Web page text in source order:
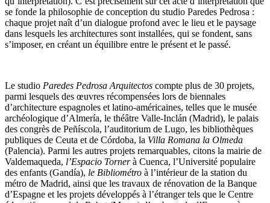
se fonde la philosophie de conception du studio Paredes Pedrosa :
chaque projet naît d’un dialogue profond avec le lieu et le paysage
dans lesquels les architectures sont installées, qui se fondent, sans
s’imposer, en créant un équilibre entre le présent et le passé.
Le studio Paredes Pedrosa Arquitectos compte plus de 30 projets,
parmi lesquels des œuvres récompensées lors de biennales
d’architecture espagnoles et latino-américaines, telles que le musée
archéologique d’Almería, le théâtre Valle-Inclán (Madrid), le palais
des congrès de Peñíscola, l’auditorium de Lugo, les bibliothèques
publiques de Ceuta et de Córdoba, la Villa Romana la Olmeda
(Palencia). Parmi les autres projets remarquables, citons la mairie de
Valdemaqueda, l’Espacio Tornerà Cuenca, l’Université populaire
des enfants (Gandía), le Bibliométro à l’intérieur de la station du
métro de Madrid, ainsi que les travaux de rénovation de la Banque
d’Espagne et les projets développés à l’étranger tels que le Centre